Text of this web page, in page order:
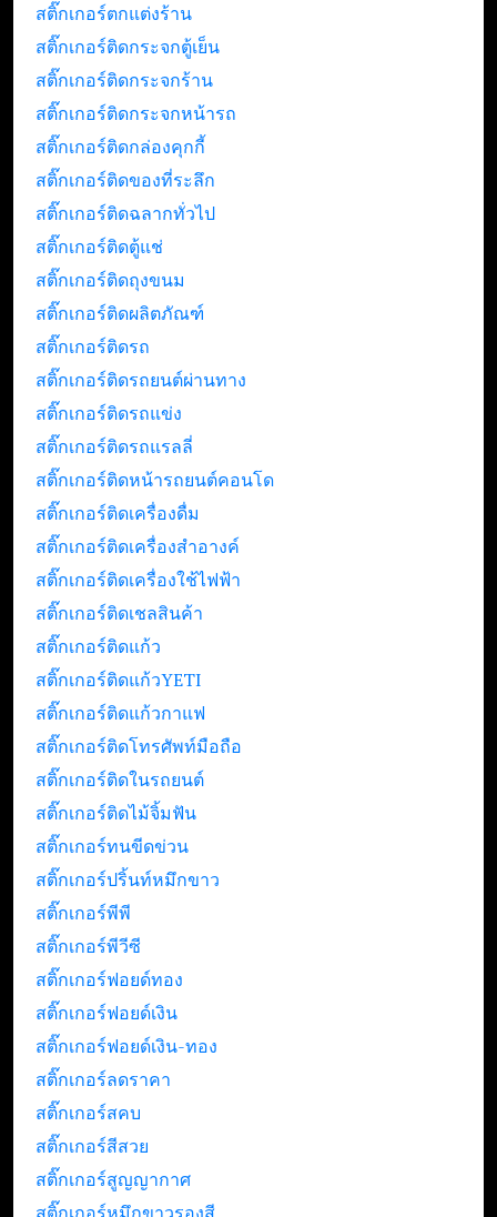
สติ๊กเกอร์ตกแต่งร้าน
สติ๊กเกอร์ติดกระจกตู้เย็น
สติ๊กเกอร์ติดกระจกร้าน
สติ๊กเกอร์ติดกระจกหน้ารถ
สติ๊กเกอร์ติดกล่องคุกกี้
สติ๊กเกอร์ติดของที่ระลึก
สติ๊กเกอร์ติดฉลากทั่วไป
สติ๊กเกอร์ติดตู้แช่
สติ๊กเกอร์ติดถุงขนม
สติ๊กเกอร์ติดผลิตภัณฑ์
สติ๊กเกอร์ติดรถ
สติ๊กเกอร์ติดรถยนต์ผ่านทาง
สติ๊กเกอร์ติดรถแข่ง
สติ๊กเกอร์ติดรถแรลลี่
สติ๊กเกอร์ติดหน้ารถยนต์คอนโด
สติ๊กเกอร์ติดเครื่องดื่ม
สติ๊กเกอร์ติดเครื่องสำอางค์
สติ๊กเกอร์ติดเครื่องใช้ไฟฟ้า
สติ๊กเกอร์ติดเชลสินค้า
สติ๊กเกอร์ติดแก้ว
สติ๊กเกอร์ติดแก้วYETI
สติ๊กเกอร์ติดแก้วกาแฟ
สติ๊กเกอร์ติดโทรศัพท์มือถือ
สติ๊กเกอร์ติดในรถยนต์
สติ๊กเกอร์ติดไม้จิ้มฟัน
สติ๊กเกอร์ทนขีดข่วน
สติ๊กเกอร์ปริ้นท์หมึกขาว
สติ๊กเกอร์พีพี
สติ๊กเกอร์พีวีซี
สติ๊กเกอร์ฟอยด์ทอง
สติ๊กเกอร์ฟอยด์เงิน
สติ๊กเกอร์ฟอยด์เงิน-ทอง
สติ๊กเกอร์ลดราคา
สติ๊กเกอร์สคบ
สติ๊กเกอร์สีสวย
สติ๊กเกอร์สูญญากาศ